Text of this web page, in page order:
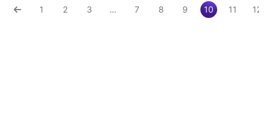
1 2 3 … 7 8 9 10 11 12